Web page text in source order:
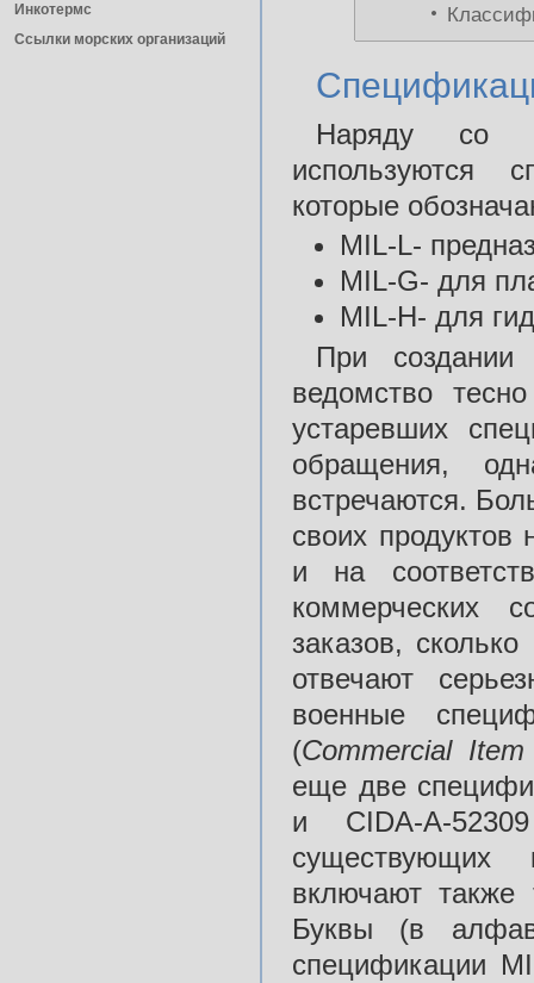
Инкотермс
Ссылки морских организаций
Наряду со
используются
которые
MIL-L-
MIL-G- для
MIL-Н- для
При создании
ведомство
устаревших
обращения,
встречаются.
своих
и на
коммерческих
заказов,
отвечают
военные
(Commercial
еще две
и CIDA-А-
существующих
включают
Буквы (в
спецификации